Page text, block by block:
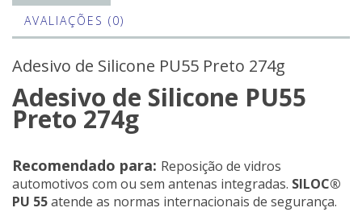
AVALIAÇÕES (0)
Adesivo de Silicone PU55 Preto 274g
Adesivo de Silicone PU55
Preto 274g
Recomendado para: Reposição de vidros
automotivos com ou sem antenas integradas. SILOC®
PU 55atende as normas internacionais de segurança.